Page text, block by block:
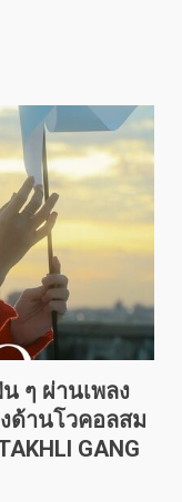
ๆ ผ่านเพลง
ด้านโวคอลสม
GANG